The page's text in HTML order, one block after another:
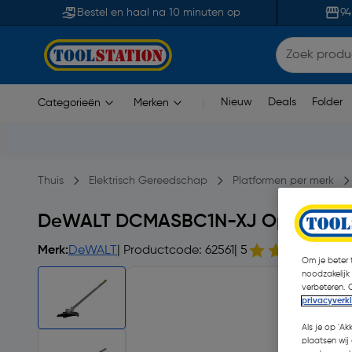
Bestel en haal na 10 minuten op
Categorieën Merken Nieuw Deals Folder
Thuis Elektrisch Gereedschap Platformen per merk
DeWALT DCMASBC1N-XJ
Merk:DeWALT | Productcode: 62561 | 5
Om je beter
verbeteren.
Als je op
plaatsen wij